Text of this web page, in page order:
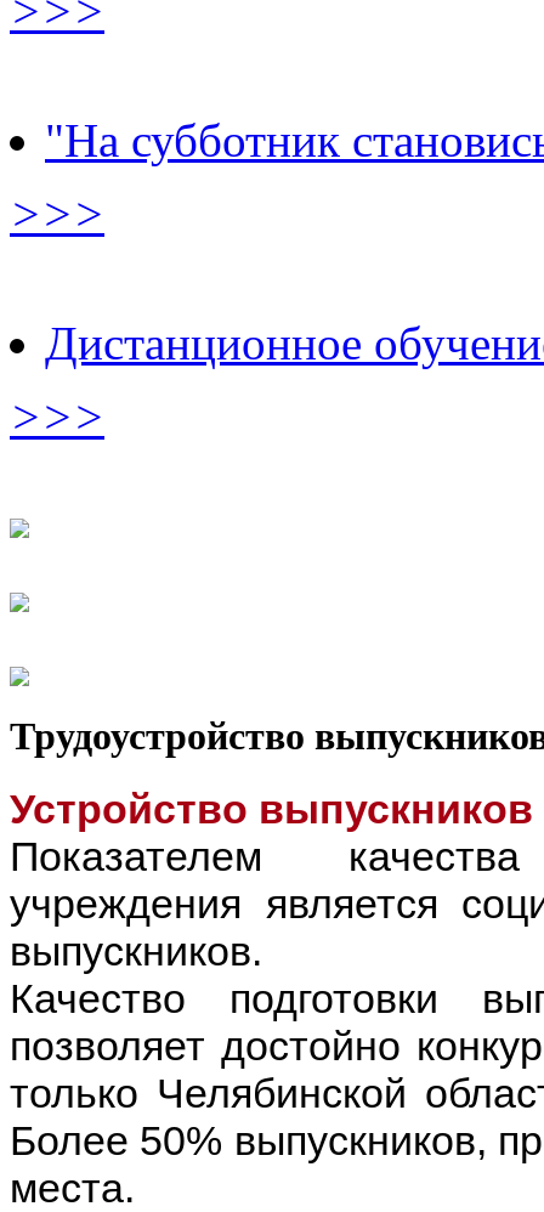
>>>
"На субботник
>>>
Дистанционное
>>>
Трудоустройство
Устройство выпускников
Показателем
учреждения является
выпускников.
Качество подготовки
позволяет достойно
только Челябинской
Более 50% выпускников,
места.